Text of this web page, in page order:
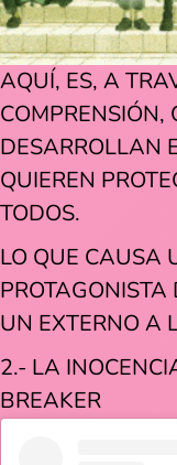
AQUÍ, ES, A
COMPRENSIÓN,
DESARROLLAN
QUIEREN
TODOS.
LO QUE CAUSA
UN EXTERNO A
2.- LA
BREAKER